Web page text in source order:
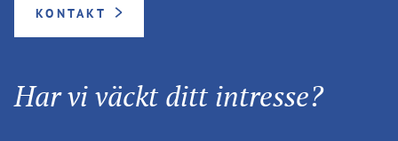
KONTAKT
Har vi väckt ditt intresse?